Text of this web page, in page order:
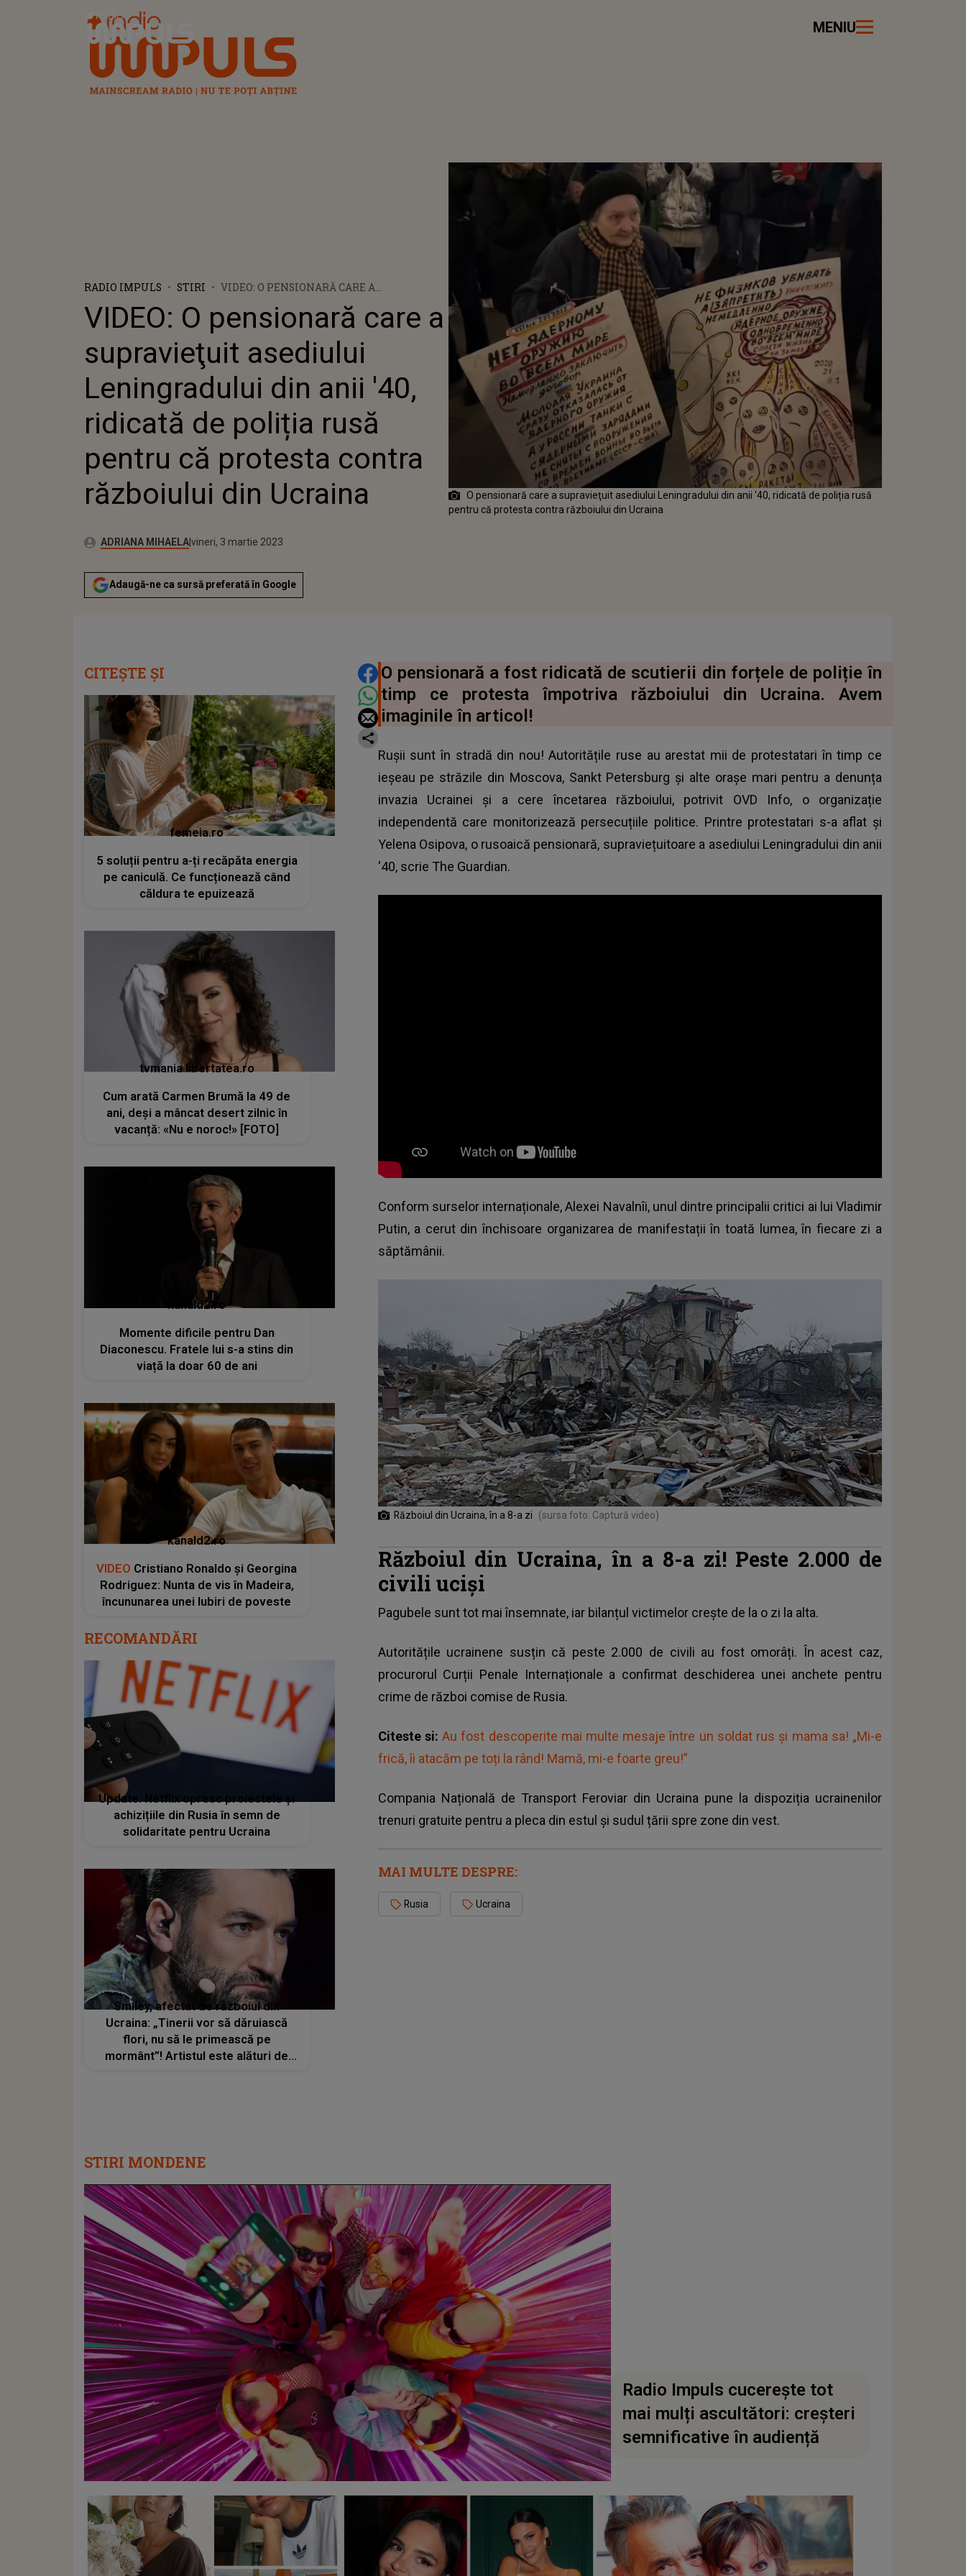
Radio Impuls MENIU
RADIO IMPULS STIRI
VIDEO: O PENSIONARĂ CARE A
LENINGRADULUI DIN ANII '40, RIDICATĂ DE
POLIȚIA RUSĂ PENTRU CĂ PROTESTA
CONTRA RĂZBOIULUI DIN UCRAINA
VIDEO: O pensionară care a
supravieţuit asediului
Leningradului din anii '40,
ridicată de poliția rusă
pentru că protesta contra
războiului din Ucraina
Autor:ADRIANA MIHAELAPublicat:
joi, 3 martie 2022
Actualizat:
vineri, 3 martie 2023
Adaugă-ne ca sursă preferată în Google
O pensionară care a supravieţuit asediului Leningradului din anii '40, ridicată de poliția rusă
pentru că protesta contra războiului din Ucraina
DISTRIBUIE ARTICOLUL
O pensionară a fost ridicată de scutierii din forțele de poliție în
timp ce protesta împotriva războiului din Ucraina. Avem
imaginile în articol!
Rușii sunt în stradă din nou! Autoritățile ruse au arestat mii de protestatari în timp ce
ieșeau pe străzile din Moscova, Sankt Petersburg și alte orașe mari pentru a denunța
invazia Ucrainei și a cere încetarea războiului, potrivit OVD Info, o organizație
independentă care monitorizează persecuțiile politice. Printre protestatari s-a aflat și
Yelena Osipova, o rusoaică pensionară, supraviețuitoare a asediului Leningradului din anii
'40, scrie The Guardian.
Conform surselor internaționale, Alexei Navalnîi, unul dintre principalii critici ai lui Vladimir
Putin, a cerut din închisoare organizarea de manifestații în toată lumea, în fiecare zi a
săptămânii.
Războiul din Ucraina, în a 8-a zi (sursa foto: Captură video)
Războiul din Ucraina, în a 8-a zi! Peste 2.000 de
civili uciși
Pagubele sunt tot mai însemnate, iar bilanțul victimelor crește de la o zi la alta.
Autoritățile ucrainene susțin că peste 2.000 de civili au fost omorâți. În acest caz,
procurorul Curții Penale Internaționale a confirmat deschiderea unei anchete pentru
crime de război comise de Rusia.
Citeste si:Au fost descoperite mai multe mesaje între un soldat rus și mama sa! „Mi-e
frică, îi atacăm pe toți la rând! Mamă, mi-e foarte greu!”
Compania Națională de Transport Feroviar din Ucraina pune la dispoziția ucrainenilor
trenuri gratuite pentru a pleca din estul și sudul țării spre zone din vest.
MAI MULTE DESPRE:
Rusia Ucraina
CITEȘTE ȘI
femeia.ro
5 soluții pentru a-ți recăpăta energia
pe caniculă. Ce funcționează când
căldura te epuizează
tvmania.libertatea.ro
Cum arată Carmen Brumă la 49 de
ani, deși a mâncat desert zilnic în
vacanță: «Nu e noroc!» [FOTO]
kanald2.ro
Momente dificile pentru Dan
Diaconescu. Fratele lui s-a stins din
viață la doar 60 de ani
kanald2.ro
VIDEO Cristiano Ronaldo și Georgina
Rodriguez: Nunta de vis în Madeira,
încununarea unei Iubiri de poveste
RECOMANDĂRI
Update: Netflix opresc proiectele și
achizițiile din Rusia în semn de
solidaritate pentru Ucraina
Smiley, afectat de războiul din
Ucraina: „Tinerii vor să dăruiască
flori, nu să le primească pe
mormânt”! Artistul este alături de
STIRI MONDENE
Radio Impuls cucerește tot
mai mulți ascultători: creșteri
semnificative în audiență